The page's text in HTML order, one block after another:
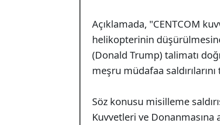
Açıklamada, "CENTCOM
helikopterinin
(Donald Trump) talimatı
meşru müdafaa
Söz konusu misilleme
Kuvvetleri ve Donanmasına